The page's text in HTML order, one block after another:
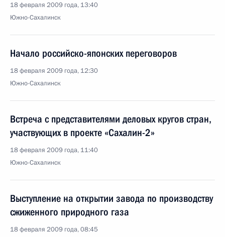
18 февраля 2009 года, 13:40
Южно-Сахалинск
Начало российско-японских переговоров
18 февраля 2009 года, 12:30
Южно-Сахалинск
Встреча с представителями деловых кругов стран,
участвующих в проекте «Сахалин-2»
18 февраля 2009 года, 11:40
Южно-Сахалинск
Выступление на открытии завода по производству
сжиженного природного газа
18 февраля 2009 года, 08:45